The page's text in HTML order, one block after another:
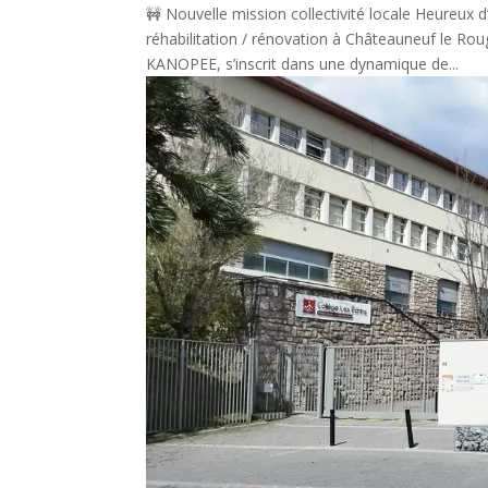
🚧 Nouvelle mission collectivité locale Heureux
réhabilitation / rénovation à Châteauneuf le
KANOPEE, s’inscrit dans une dynamique de...